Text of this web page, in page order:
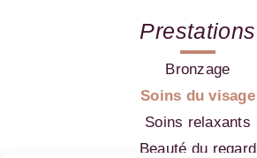
Prestations
Bronzage
Soins du visage
Soins relaxants
Beauté du regard